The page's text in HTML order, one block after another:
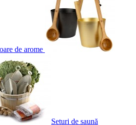
de arome
Seturi de saună